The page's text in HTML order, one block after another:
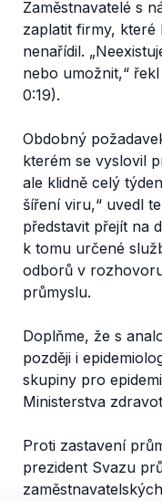
Zaměstnavatelé s
zaplatit firmy, které
nenařídil.
nebo umožnit,“
0:19).
Obdobný
kterém se vyslovil
ale klidně celý
šíření viru,“uvedl
představit přejít na
k tomu určené
odborů v
průmyslu.
Doplňme, že s
později i
skupiny pro
Ministerstva
Proti zastavení
prezident Svazu